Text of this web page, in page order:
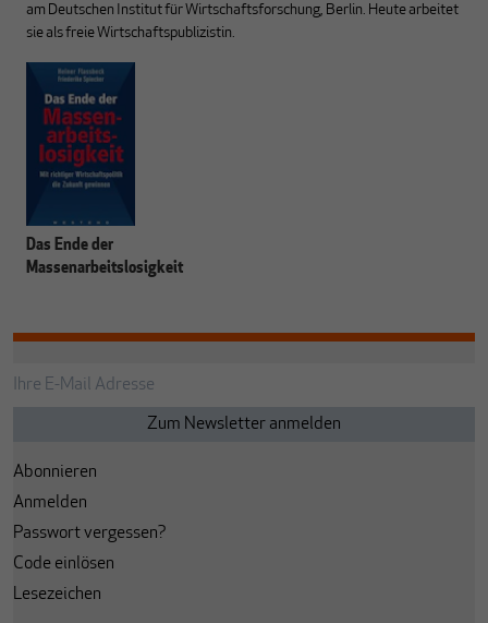
am Deutschen Institut für Wirtschaftsforschung, Berlin. Heute arbeitet
sie als freie Wirtschaftspublizistin.
Das Ende der
Massenarbeitslosigkeit
Abonnieren
Anmelden
Passwort vergessen?
Code einlösen
Lesezeichen